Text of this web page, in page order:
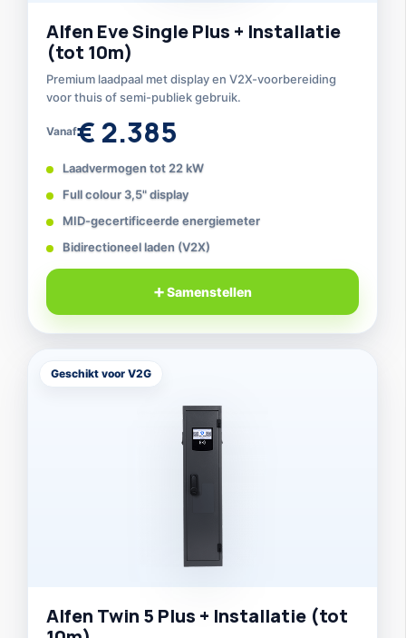
Alfen Eve Single Plus + Installatie
(tot 10m)
Premium laadpaal met display en V2X-voorbereiding
voor thuis of semi-publiek gebruik.
Vanaf€ 2.385
Laadvermogen tot 22 kW
Full colour 3,5" display
MID-gecertificeerde energiemeter
Bidirectioneel laden (V2X)
➕ Samenstellen
Geschikt voor V2G
Alfen Twin 5 Plus + Installatie (tot